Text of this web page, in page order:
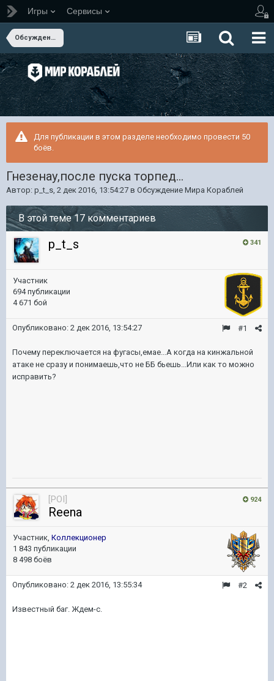
Игры Сервисы
Обсуждение Мира Кораблей
Для публикации в этом разделе необходимо провести 50
боёв.
Гнезенау,после пуска торпед...
Автор: p_t_s, 2 дек 2016, 13:54:27 в Обсуждение Мира Кораблей
В этой теме 17 комментариев
341
p_t_s
Участник
694 публикации
4 671 бой
#1
Опубликовано: 2 дек 2016, 13:54:27
Почему переключается на фугасы,емае...А когда на кинжальной
атаке не сразу и понимаешь,что не ББ бьешь...Или как то можно
исправить?
924
[POI]
Reena
Участник, Коллекционер
1 843 публикации
8 498 боёв
#2
Опубликовано: 2 дек 2016, 13:55:34
Известный баг. Ждем-с.